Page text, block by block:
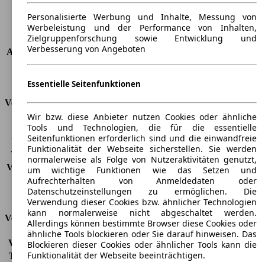
Türen
Sitze
7
Dachlast
-
Anhängelast (ungebremst) 750 kg
Anhängelast (gebremst)
2000 kg
Verbrauch
CO2 Emissionen*
232 g/km (komb.)
Verbrauch (Stadt)
10,5 l/100km
Verbrauch (Land)
7,7 l/100km
Verbrauch (komb.)*
8,8 l/100km
Schadstoffklasse
EU4
Tankinhalt
90 l
Versicherungsklassen
Vollkasko -
Teilkasko -
Personalisierte Werbung und Inhalte, Messung von
Werbeleistung und der Performance von Inhalten,
Zielgruppenforschung sowie Entwicklung und
Verbesserung von Angeboten
Essentielle Seitenfunktionen
Wir bzw. diese Anbieter nutzen Cookies oder ähnliche
Tools und Technologien, die für die essentielle
Seitenfunktionen erforderlich sind und die einwandfreie
Funktionalität der Webseite sicherstellen. Sie werden
normalerweise als Folge von Nutzeraktivitäten genutzt,
um wichtige Funktionen wie das Setzen und
Aufrechterhalten von Anmeldedaten oder
Datenschutzeinstellungen zu ermöglichen. Die
Verwendung dieser Cookies bzw. ähnlicher Technologien
kann normalerweise nicht abgeschaltet werden.
Allerdings können bestimmte Browser diese Cookies oder
ähnliche Tools blockieren oder Sie darauf hinweisen. Das
Blockieren dieser Cookies oder ähnlicher Tools kann die
Funktionalität der Webseite beeinträchtigen.